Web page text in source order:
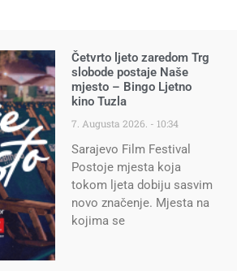
Četvrto ljeto zaredom Trg
slobode postaje Naše
mjesto – Bingo Ljetno
kino Tuzla
7. Augusta 2026. 10:34
Sarajevo Film Festival
Postoje mjesta koja
tokom ljeta dobiju sasvim
novo značenje. Mjesta na
kojima se